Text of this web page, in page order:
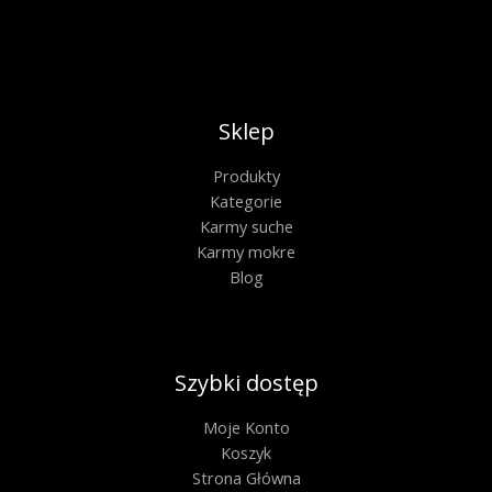
Sklep
Produkty
Kategorie
Karmy suche
Karmy mokre
Blog
Szybki dostęp
Moje Konto
Koszyk
Strona Główna